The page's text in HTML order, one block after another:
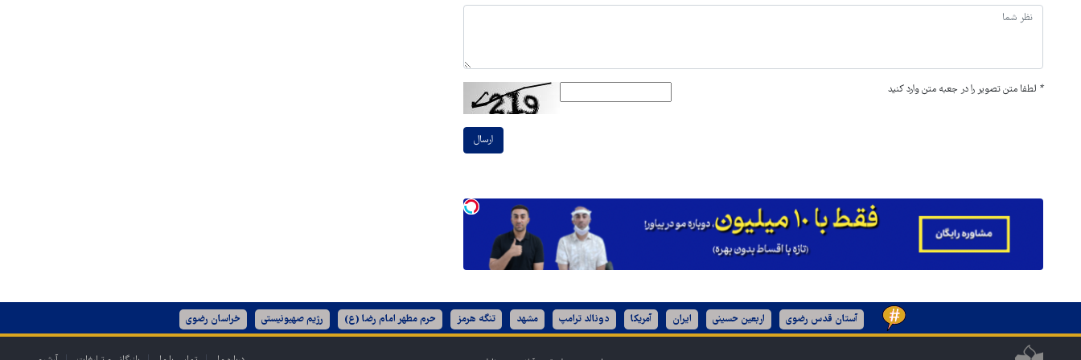
* لطفا متن تصویر را در جعبه متن وارد کنید
ارسال
آستان قدس رضوی اربعین حسینی ایران آمریکا دونالد ترامپ مشهد تنگه هرمز حرم مطهر امام رضا (ع) رژیم صهیونیستی خراسان رضوی